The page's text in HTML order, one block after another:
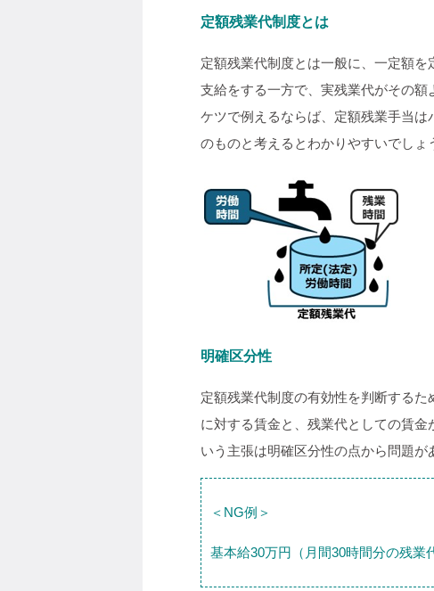
定額残業代制度とは
定額残業代制度とは一般に、一定額
支給をする一方で、実残業代がその
ケツで例えるならば、定額残業手当
のものと考えるとわかりやすいでしょ
明確区分性
定額残業代制度の有効性を判断する
に対する賃金と、残業代としての賃
いう主張は明確区分性の点から問題が
＜NG例＞
基本給30万円（月間30時間分の残業